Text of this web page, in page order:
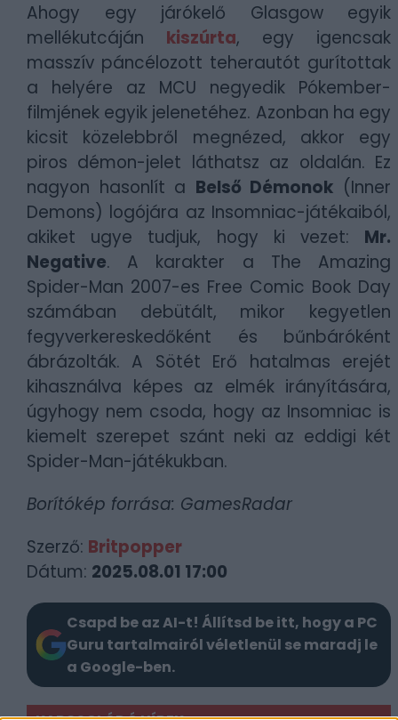
Ahogy egy járókelő Glasgow egyik
mellékutcáján kiszúrta, egy igencsak
masszív páncélozott teherautót gurítottak
a helyére az MCU negyedik Pókember-
filmjének egyik jelenetéhez. Azonban ha egy
kicsit közelebbről megnézed, akkor egy
piros démon-jelet láthatsz az oldalán. Ez
nagyon hasonlít a Belső Démonok (Inner
Demons) logójára az Insomniac-játékaiból,
akiket ugye tudjuk, hogy ki vezet: Mr.
Negative. A karakter a The Amazing
Spider-Man 2007-es Free Comic Book Day
számában debütált, mikor kegyetlen
fegyverkereskedőként és bűnbáróként
ábrázolták. A Sötét Erő hatalmas erejét
kihasználva képes az elmék irányítására,
úgyhogy nem csoda, hogy az Insomniac is
kiemelt szerepet szánt neki az eddigi két
Spider-Man-játékukban.
Borítókép forrása: GamesRadar
Szerző: Britpopper
Dátum: 2025.08.01 17:00
Csapd be az AI-t! Állítsd be itt, hogy a PC
Guru tartalmairól véletlenül se maradj le
a Google-ben.